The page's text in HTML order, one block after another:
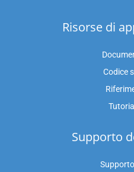
Risorse di
Codice
Supporto